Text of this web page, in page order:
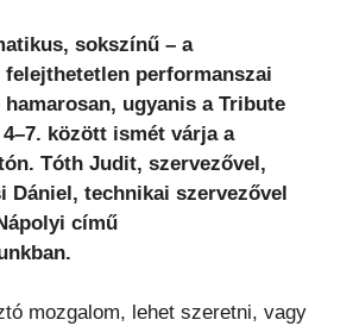
sokszínű – a
performanszai
ugyanis a Tribute
között ismét várja a
Tóth Judit, szervezővel,
Dániel, technikai szervezővel
című
mozgalom, lehet szeretni, vagy